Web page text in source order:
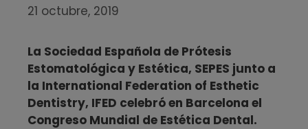
21 octubre, 2019
La Sociedad Española de Prótesis
Estomatológica y Estética, SEPES junto a
la International Federation of Esthetic
Dentistry, IFED celebró en Barcelona el
Congreso Mundial de Estética Dental.